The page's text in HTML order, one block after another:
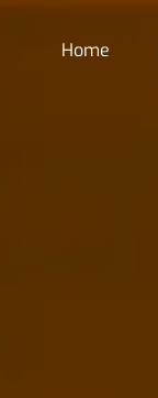
Home